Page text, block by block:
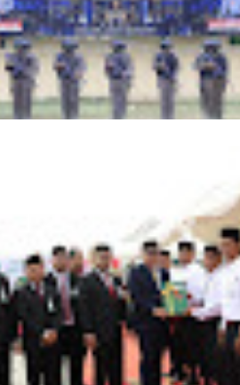
Aceh Tutup Pembinaan Tradisi
65 Bintara Remaja
Polda Aceh